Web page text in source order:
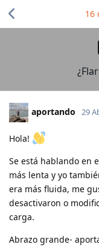
16
aportando 29
Hola!
Se está hablando en
más lenta y yo
era más fluida, me
desactivaron o
carga.
Abrazo grande-